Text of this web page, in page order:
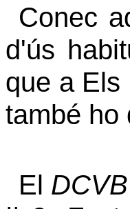
Conec
d'ús
que a Els
també ho
El DCVB